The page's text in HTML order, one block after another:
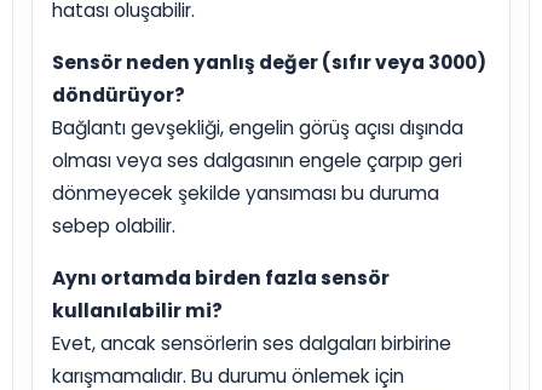
hatası oluşabilir.
Sensör neden yanlış değer (sıfır veya 3000)
döndürüyor?
Bağlantı gevşekliği, engelin görüş açısı dışında
olması veya ses dalgasının engele çarpıp geri
dönmeyecek şekilde yansıması bu duruma
sebep olabilir.
Aynı ortamda birden fazla sensör
kullanılabilir mi?
Evet, ancak sensörlerin ses dalgaları birbirine
karışmamalıdır. Bu durumu önlemek için